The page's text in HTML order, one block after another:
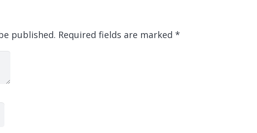
published. Required fields are marked *